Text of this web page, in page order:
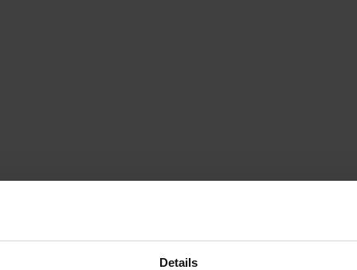
Details